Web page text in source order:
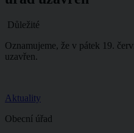
Důležité
Oznamujeme, že v pátek 19.
uzavřen.
Aktuality
Obecní úřad